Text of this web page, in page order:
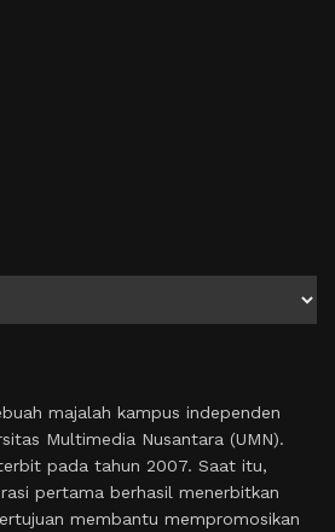
majalah kampus independen
Multimedia Nusantara (UMN).
pada tahun 2007. Saat itu,
pertama berhasil menerbitkan
membantu mempromosikan